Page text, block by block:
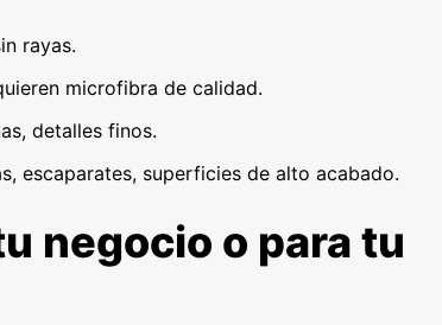
rayas.
microfibra de calidad.
detalles finos.
escaparates, superficies de alto acabado.
negocio o para tu